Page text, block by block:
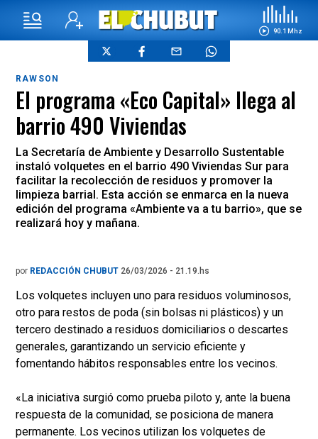
90.1 Mhz
RAWSON
El programa «Eco Capital» llega al
barrio 490 Viviendas
La Secretaría de Ambiente y Desarrollo Sustentable
instaló volquetes en el barrio 490 Viviendas Sur para
facilitar la recolección de residuos y promover la
limpieza barrial. Esta acción se enmarca en la nueva
edición del programa «Ambiente va a tu barrio», que se
realizará hoy y mañana.
por REDACCIÓN CHUBUT 26/03/2026 - 21.19.hs
Los volquetes incluyen uno para residuos voluminosos,
otro para restos de poda (sin bolsas ni plásticos) y un
tercero destinado a residuos domiciliarios o descartes
generales, garantizando un servicio eficiente y
fomentando hábitos responsables entre los vecinos.
«La iniciativa surgió como prueba piloto y, ante la buena
respuesta de la comunidad, se posiciona de manera
permanente. Los vecinos utilizan los volquetes de